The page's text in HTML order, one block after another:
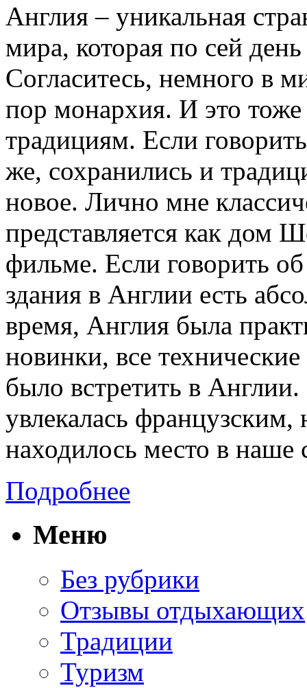
Англия – уникальная
мира, которая по сей
Согласитесь, немного в
пор монархия. И это тоже
традициям. Если
же, сохранились и
новое. Лично мне
представляется как дом
фильме. Если говорить
здания в Англии есть
время, Англия была
новинки, все
было встретить в
увлекалась французским,
находилось место в наше
Подробнее
Меню
Без рубрики
Отзывы отдыхающих
Традиции
Туризм